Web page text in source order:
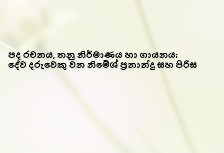
පද රචනය, තනු නිර්මාණය හා ගායනය:
දේව දරුවෙකු වන නිමේශ් ප්‍රනාන්දු සහ පිරිස